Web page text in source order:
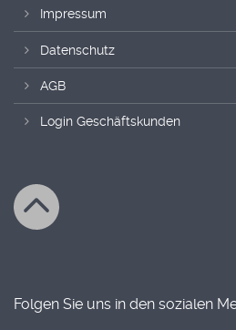
Impressum
Datenschutz
AGB
Login Geschäftskunden
Folgen Sie uns in den sozialen